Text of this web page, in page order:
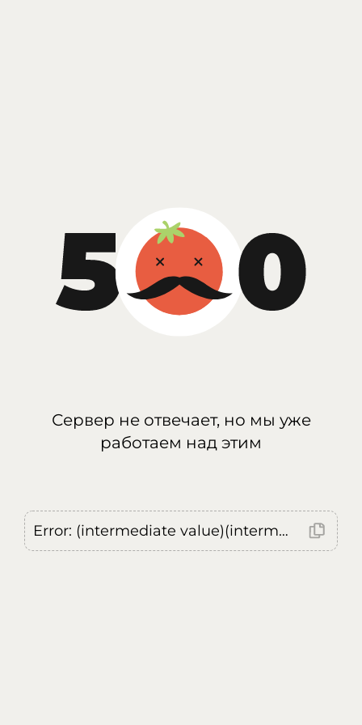
Сервер не отвечает, но мы уже
работаем над этим
Error: (intermediate value)(intermediate value)(intermediate value).replaceAll is not a function